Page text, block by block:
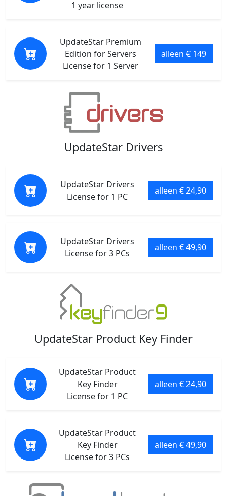
1 year license
UpdateStar Premium
Edition for Servers
License for 1 Server
alleen € 149
UpdateStar Drivers
UpdateStar Drivers
License for 1 PC
alleen € 24,90
UpdateStar Drivers
License for 3 PCs
alleen € 49,90
UpdateStar Product Key Finder
UpdateStar Product
Key Finder
License for 1 PC
alleen € 24,90
UpdateStar Product
Key Finder
License for 3 PCs
alleen € 49,90